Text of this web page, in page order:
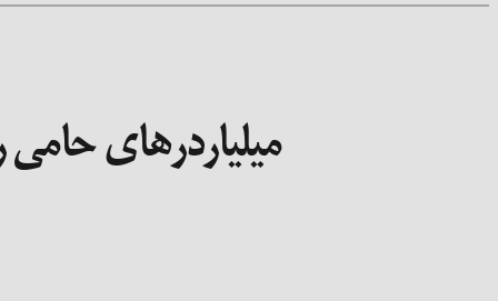
میلیاردرهای